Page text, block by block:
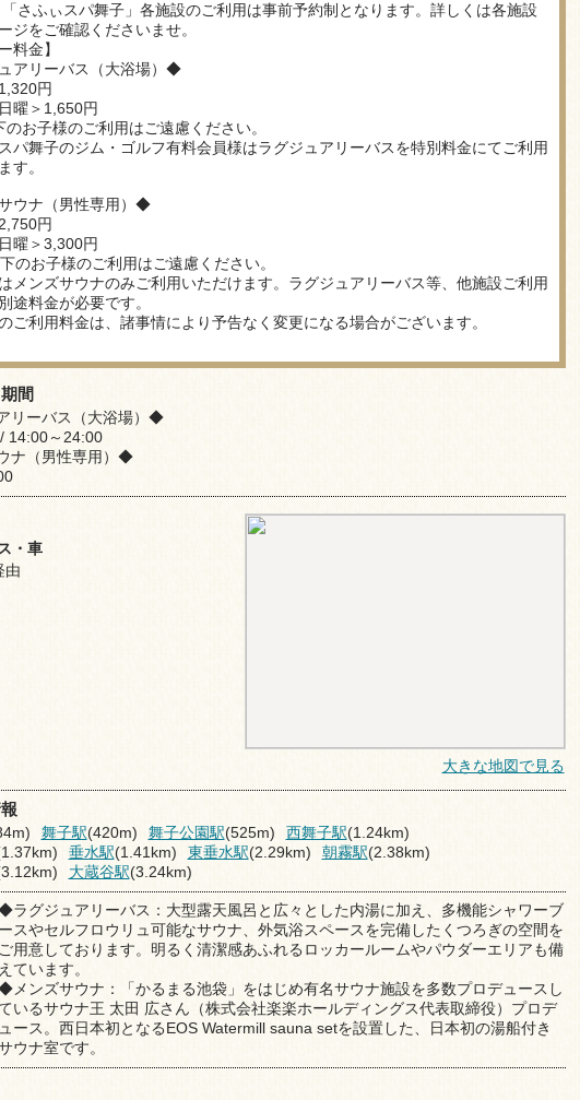
「さふぃスパ舞子」各施設のご利用は事前予約制となります。詳しくは各施設
ジをご確認くださいませ。
料金】
アリーバス（大浴場）◆
円
曜＞1,650円
お子様のご利用はご遠慮ください。
パ舞子のジム・ゴルフ有料会員様はラグジュアリーバスを特別料金にてご利用
す。
ウナ（男性専用）◆
円
曜＞3,300円
のお子様のご利用はご遠慮ください。
メンズサウナのみご利用いただけます。ラグジュアリーバス等、他施設ご利用
途料金が必要です。
ご利用料金は、諸事情により予告なく変更になる場合がございます。
間
リーバス（大浴場）◆
14:00～24:00
ナ（男性専用）◆
・車
由
大きな地図で見る
舞子駅(420m) 舞子公園駅(525m) 西舞子駅(1.24km)
垂水駅(1.41km) 東垂水駅(2.29km) 朝霧駅(2.38km)
大蔵谷駅(3.24km)
ラグジュアリーバス：大型露天風呂と広々とした内湯に加え、多機能シャワーブ
ースやセルフロウリュ可能なサウナ、外気浴スペースを完備したくつろぎの空間を
ご用意しております。明るく清潔感あふれるロッカールームやパウダーエリアも備
えています。
メンズサウナ：「かるまる池袋」をはじめ有名サウナ施設を多数プロデュースし
ているサウナ王 太田 広さん（株式会社楽楽ホールディングス代表取締役）プロデ
ュース。西日本初となるEOS Watermill sauna setを設置した、日本初の湯船付き
ウナ室です。